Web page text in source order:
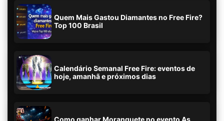
Quem Mais Gastou Diamantes no Free Fire?
Top 100 Brasil
Calendário Semanal Free Fire: eventos de
hoje, amanhã e próximos dias
Como ganhar Moranguete no evento As